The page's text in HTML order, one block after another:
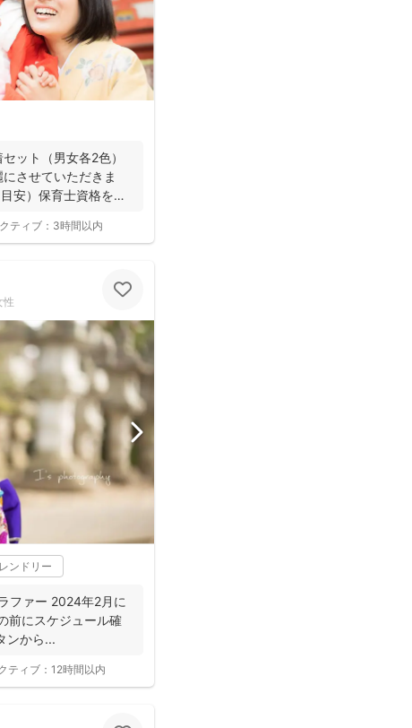
ット（男女各2色）
させていただきま
安）保育士資格を持
ティブ： 3時間以内
性
ンドリー
ファー 2024年2月に
前にスケジュール確
ンから...
ティブ： 12時間以内